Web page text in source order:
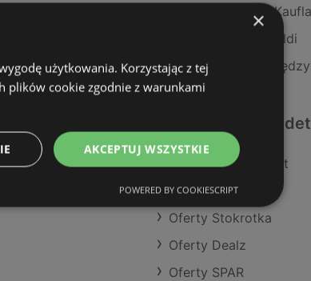
Aktualne gazetki
Aktualne gazetki Aldi
Sklepy Netto w
Podobne sklepy
Oferty POLOmarket
Oferty Dino
Oferty Stokrotka
Oferty Dealz
Oferty SPAR
×
użytkowania. Korzystając z tej
plików cookie zgodnie z warunkami
AKCEPTUJ WSZYSTKIE
POWERED BY COOKIESCRIPT